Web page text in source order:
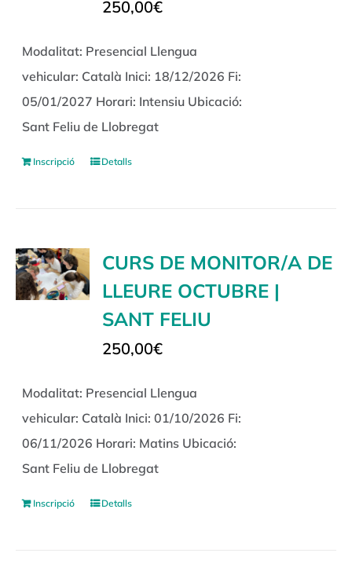
250,00€
Modalitat: Presencial Llengua
vehicular: Català Inici: 18/12/2026 Fi:
05/01/2027 Horari: Intensiu Ubicació:
Sant Feliu de Llobregat
Inscripció Detalls
CURS DE MONITOR/A DE
LLEURE OCTUBRE |
SANT FELIU
250,00€
Modalitat: Presencial Llengua
vehicular: Català Inici: 01/10/2026 Fi:
06/11/2026 Horari: Matins Ubicació:
Sant Feliu de Llobregat
Inscripció Detalls